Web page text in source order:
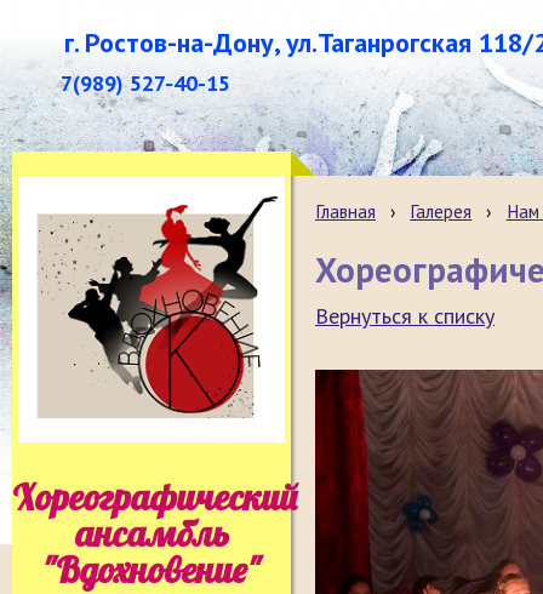
г. Ростов-на-Дону, ул.Таганрогская 118/
7(989) 527-40-15
Хореографический
ансамбль
"Вдохновение"
Главная › Галерея › Нам
Вернуться к списку